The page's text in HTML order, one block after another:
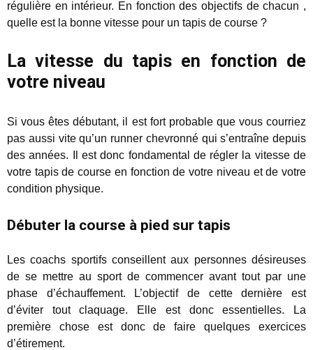
régulière en intérieur. En fonction des objectifs de chacun ,
quelle est la bonne vitesse pour un tapis de course ?
La vitesse du tapis en fonction de
votre niveau
Si vous êtes débutant, il est fort probable que vous courriez
pas aussi vite qu’un runner chevronné qui s’entraîne depuis
des années. Il est donc fondamental de régler la vitesse de
votre tapis de course en fonction de votre niveau et de votre
condition physique.
Débuter la course à pied sur tapis
Les coachs sportifs conseillent aux personnes désireuses
de se mettre au sport de commencer avant tout par une
phase d’échauffement. L’objectif de cette dernière est
d’éviter tout claquage. Elle est donc essentielles. La
première chose est donc de faire quelques exercices
d’étirement.